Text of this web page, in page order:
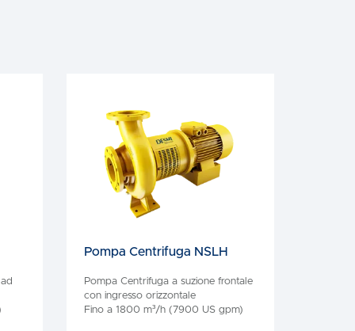
Pompa Centrifuga NSLH
Pompa Centrifuga a suzione frontale
con ingresso orizzontale
Fino a 1800 m³/h (7900 US gpm)